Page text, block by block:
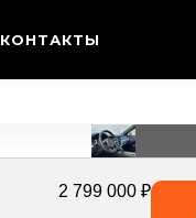
КОНТАКТЫ
2 799 000 ₽